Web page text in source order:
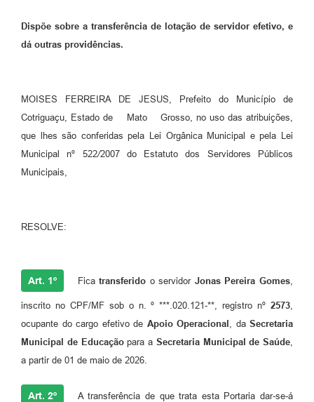
Serviços Online
Enquete
Agenda
Diário Oficial
Contato
Dispõe sobre a transferência de lotação de servidor efetivo, e
dá outras providências.
MOISES FERREIRA DE JESUS, Prefeito do Município de
Cotriguaçu, Estado de Mato Grosso, no uso das atribuições,
que lhes são conferidas pela Lei Orgânica Municipal e pela Lei
Municipal nº 522/2007 do Estatuto dos Servidores Públicos
Municipais,
RESOLVE:
Art. 1º Ficatransferido o servidor Jonas Pereira Gomes
inscrito no CPF/MF sob o n. º ***.020.121-**, registro nº 2573
ocupante do cargo efetivo de Apoio Operacional , da Secretaria
Municipal de Educaçãopara a Secretaria Municipal de Saúde
a partir de 01 de maio de 2026.
Art. 2º A transferência de que trata esta Portaria dar-se-á